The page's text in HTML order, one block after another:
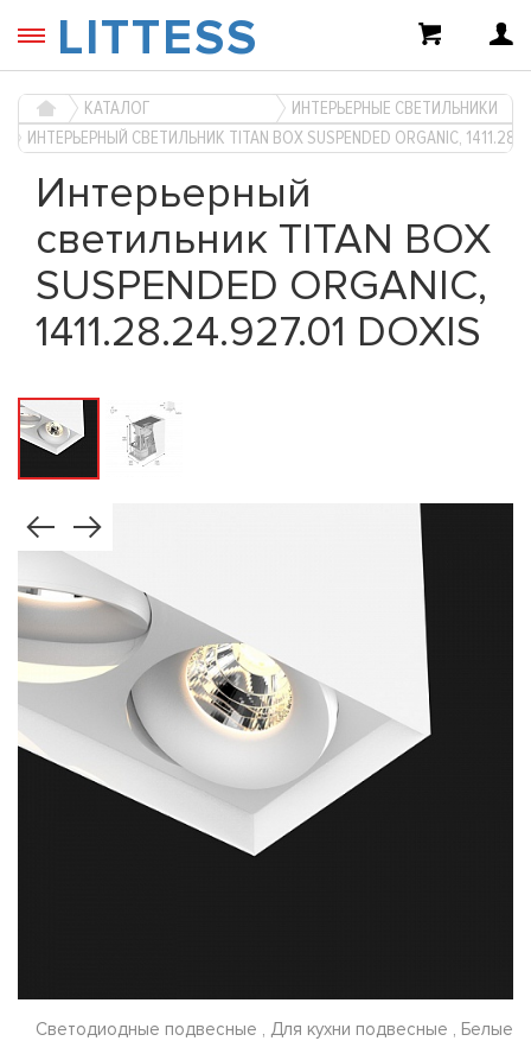
LITTESS
КАТАЛОГ
ИНТЕРЬЕРНЫЕ СВЕТИЛЬНИКИ
ИНТЕРЬЕРНЫЙ СВЕТИЛЬНИК TITAN BOX SUSPENDED ORGANIC,
Интерьерный
светильник TITAN BOX
SUSPENDED ORGANIC,
1411.28.24.927.01 DOXIS
Светодиодные подвесные , Для кухни подвесные , Белые